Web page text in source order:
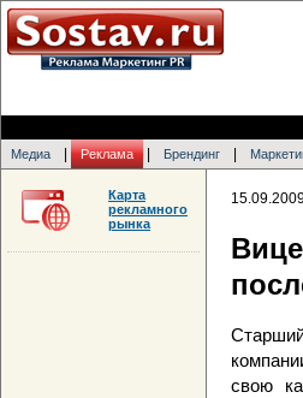
Медиа Реклама Брендинг
свою
Карта
рекламного
рынка